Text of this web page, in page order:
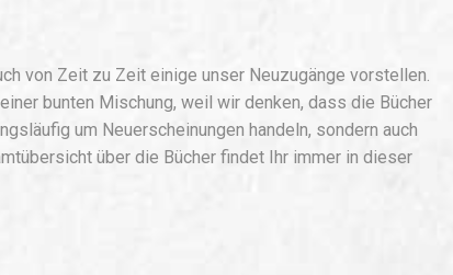
von Zeit zu Zeit einige unser Neuzugänge vorstellen.
bunten Mischung, weil wir denken, dass die Bücher
um Neuerscheinungen handeln, sondern auch
über die Bücher findet Ihr immer in dieser